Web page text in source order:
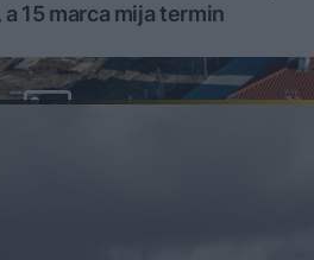
15 marca mija termin